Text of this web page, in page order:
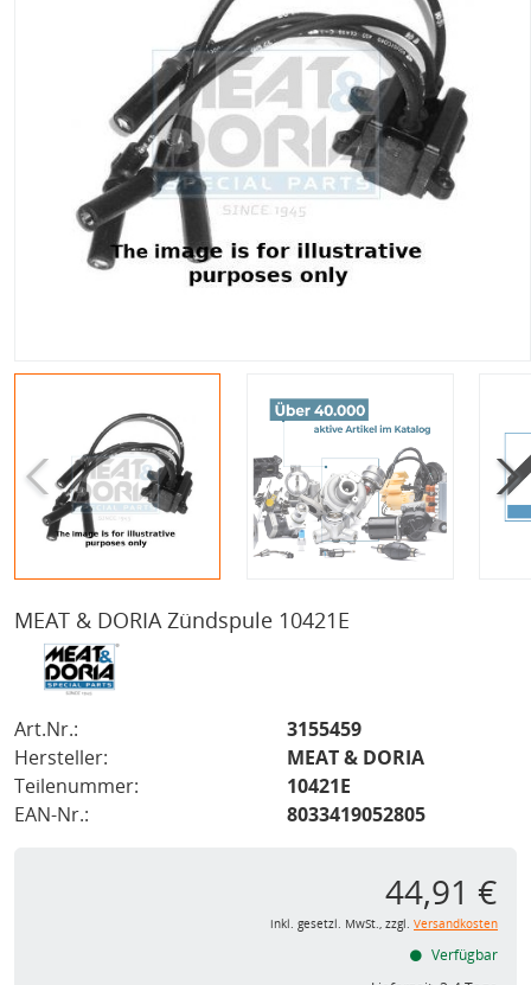
MEAT & DORIA Zündspule 10421E
Art.Nr.:
3155459
Hersteller:
MEAT & DORIA
Teilenummer:
10421E
EAN-Nr.:
8033419052805
44,91 €
inkl. gesetzl. MwSt., zzgl. Versandkosten
Verfügbar